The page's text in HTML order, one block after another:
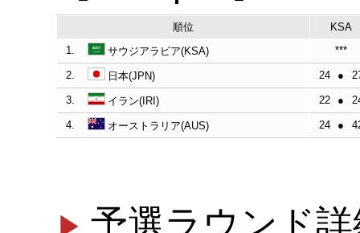
順位
KSA
1.
サウジアラビア(KSA) ***
2. 日本(JPN) 24 ●
3. イラン(IRI) 22 ●
4. オーストラリア(AUS) 24 ●
予選ラウンド